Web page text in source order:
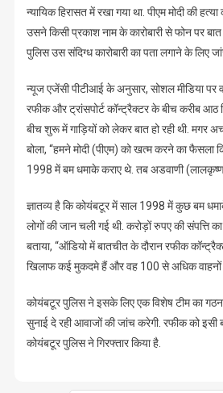
न्यायिक हिरासत में रखा गया था. पीएम मोदी की
उसने किसी प्रकाश नाम के कारोबारी से फोन पर
पुलिस उस संदिग्ध कारोबारी का पता लगाने के लिए
न्यूज एजेंसी पीटीआई के अनुसार, सोशल मीडिया पर
रफीक और ट्रांसपोर्ट कॉन्ट्रैक्टर के बीच करीब आठ
बीच शुरू में गाड़ियों को लेकर बात हो रही थी. मगर
बोला, “हमने मोदी (पीएम) को खत्म करने का फैसला
1998 में बम धमाके कराए थे. तब अडवाणी
ज्ञातव्य है कि कोयंबटूर में साल 1998 में कुछ बम
लोगों की जान चली गई थी. करोड़ों रुपए की संपत्ति
बताया, “ऑडियो में बातचीत के दौरान रफीक
खिलाफ कई मुकदमे हैं और वह 100 से अधिक वाहनों
कोयंबटूर पुलिस ने इसके लिए एक विशेष टीम का
सुनाई दे रही आवाजों की जांच करेगी. रफीक को इसी
कोयंबटूर पुलिस ने गिरफ्तार किया है.